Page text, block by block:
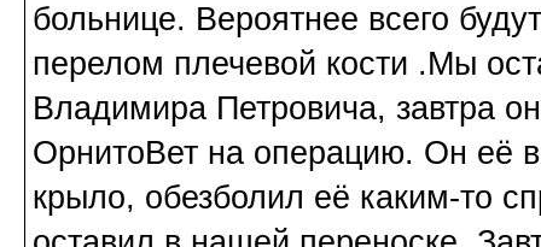
больнице. Вероятнее всего
перелом плечевой кости .Мы
Владимира Петровича, завтра
ОрнитоВет на операцию. Он её
крыло, обезболил её каким-то